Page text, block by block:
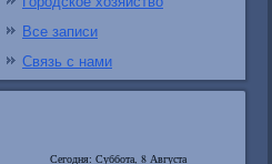
Все записи
Связь с нами
Сегодня: Суббота, 8 Августа